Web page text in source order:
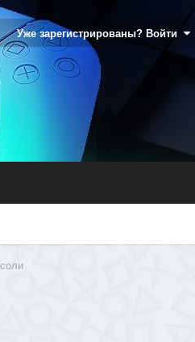
Уже зарегистрированы? Войти